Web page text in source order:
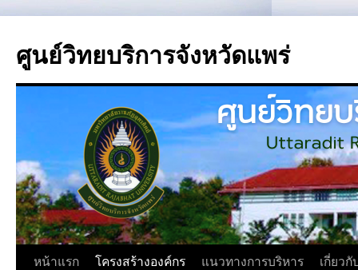
ศูนย์วิทยบริการจังหวัดแพร่
หน้าแรก โครงสร้างองค์กร แนวทางการบริหาร เกี่ยวกั